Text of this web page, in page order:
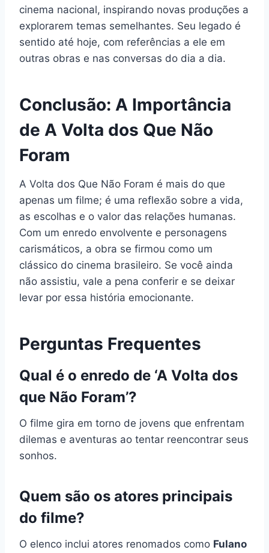
cinema nacional, inspirando novas produções a
explorarem temas semelhantes. Seu legado é
sentido até hoje, com referências a ele em
outras obras e nas conversas do dia a dia.
Conclusão: A Importância
de A Volta dos Que Não
Foram
A Volta dos Que Não Foram é mais do que
apenas um filme; é uma reflexão sobre a vida,
as escolhas e o valor das relações humanas.
Com um enredo envolvente e personagens
carismáticos, a obra se firmou como um
clássico do cinema brasileiro. Se você ainda
não assistiu, vale a pena conferir e se deixar
levar por essa história emocionante.
Perguntas Frequentes
Qual é o enredo de ‘A Volta dos
que Não Foram’?
O filme gira em torno de jovens que enfrentam
dilemas e aventuras ao tentar reencontrar seus
sonhos.
Quem são os atores principais
do filme?
O elenco inclui atores renomados como Fulano